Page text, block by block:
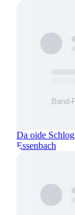
Da oide Schlog
Essenbach